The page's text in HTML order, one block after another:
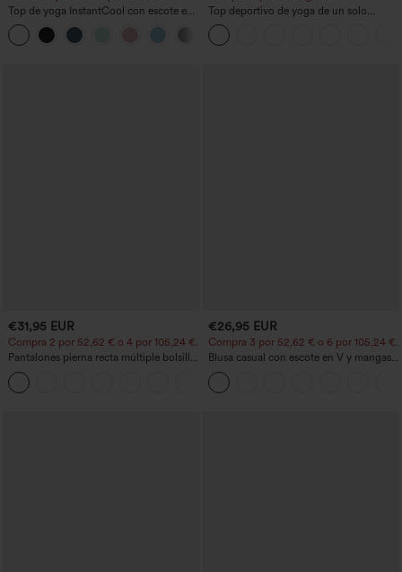
Top de yoga InstantCool con escote en
U y bajo curvado - UPF50+
Top deportivo de yoga de un solo
hombro, manga larga con agujero para
el pulgar, dobladillo curvo estilo high-
low (frente más corto, espalda más
€31,95 EUR
Compra 2 por 52,62 € o 4 por 105,24 €.
Pantalones pierna recta múltiple bolsillo
botón tiro alto
€26,95 EUR
Compra 3 por 52,62 € o 6 por 105,24 €.
Blusa casual con escote en V y mangas
cortas abullonadas